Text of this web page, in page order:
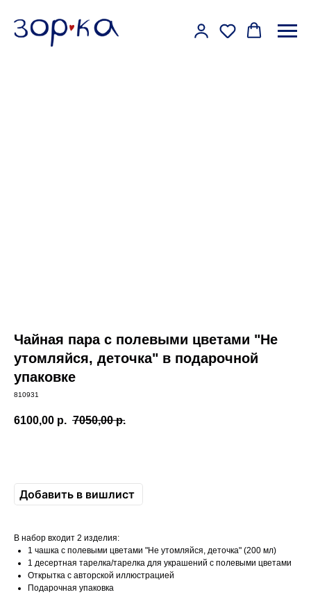
Чайная пара с полевыми цветами "Не
утомляйся, деточка" в подарочной
упаковке
810931
6100,00 р. 7050,00 р.
Добавить в вишлист
В набор входит 2 изделия:
1 чашка с полевыми цветами "Не утомляйся, деточка" (200 мл)
1 десертная тарелка/тарелка для украшений с полевыми цветами
Открытка с авторской иллюстрацией
Подарочная упаковка